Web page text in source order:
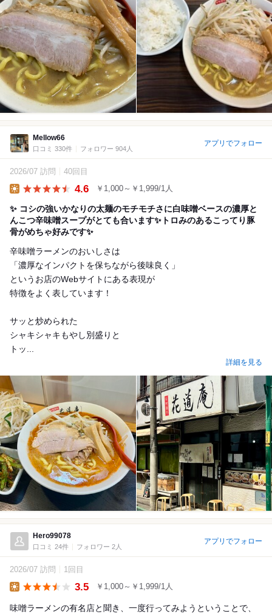
Mellow66
口コミ 330件 フォロワー 904人
アプリでフォロー
2026/07 訪問 40回目
4.6 ￥1,000～￥1,999/1人
✨ コシの強いかなりの太麺のモチモチさに白味噌ベースの濃厚と
んこつ辛味噌スープがとても合います✨トロみのあるこってり豚
骨がめちゃ好みです✨
辛味噌ラーメンのおいしさは
「濃厚なインパクトを保ちながら後味良く」
というお店のWebサイトにある表現が
特徴をよく表しています！
サッと炒められた
シャキシャキもやし別盛りと
トッ...
詳細を見る
Hero99078
口コミ 24件 フォロワー 2人
アプリでフォロー
2026/07 訪問 1回目
3.5 ￥1,000～￥1,999/1人
味噌ラーメンの有名店と聞き、一度行ってみようということで、